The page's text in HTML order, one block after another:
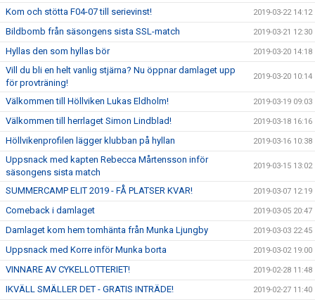
Kom och stötta F04-07 till serievinst! 2019-03-22 14:12
Bildbomb från säsongens sista SSL-match 2019-03-21 12:30
Hyllas den som hyllas bör 2019-03-20 14:18
Vill du bli en helt vanlig stjärna? Nu öppnar damlaget upp
för provträning!
2019-03-20 10:14
Välkommen till Höllviken Lukas Eldholm! 2019-03-19 09:03
Välkommen till herrlaget Simon Lindblad! 2019-03-18 16:16
Höllvikenprofilen lägger klubban på hyllan 2019-03-16 10:38
Uppsnack med kapten Rebecca Mårtensson inför
säsongens sista match
2019-03-15 13:02
SUMMERCAMP ELIT 2019 - FÅ PLATSER KVAR! 2019-03-07 12:19
Comeback i damlaget 2019-03-05 20:47
Damlaget kom hem tomhänta från Munka Ljungby 2019-03-03 22:45
Uppsnack med Korre inför Munka borta 2019-03-02 19:00
VINNARE AV CYKELLOTTERIET! 2019-02-28 11:48
IKVÄLL SMÄLLER DET - GRATIS INTRÄDE! 2019-02-27 11:40